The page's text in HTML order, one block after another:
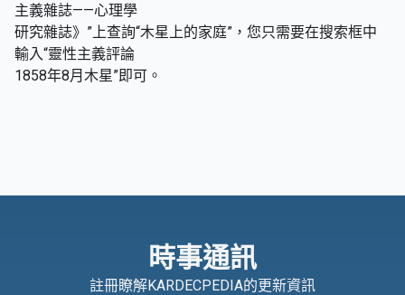
主義雜誌——心理學
研究雜誌》”上查詢“木星上的家庭”，您只需要在搜索框中
輸入“靈性主義評論
1858年8月木星”即可。
時事通訊
註冊瞭解KARDECPEDIA的更新資訊